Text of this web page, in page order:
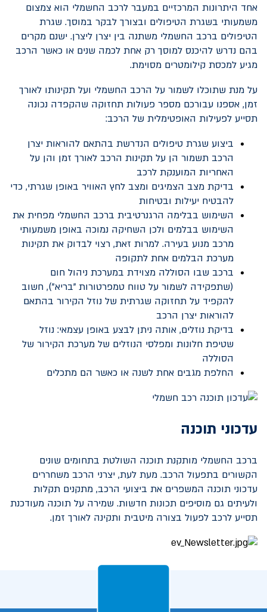
אחד היתרונות המרכזיים במעבר לרכב החשמלי הוא צמצום
משמעותי בשגרת הטיפולים ובצורך לבקר במוסך. שגרת
הטיפולים ברכב החשמלי משתנה בין יצרן ליצרן. ישנם מקרים
בהם נדרש להיכנס למוסך רק אחת לכמה שנים או כאשר הרכב
מגיע למכסת קילומטרים מסוימת.
על מנת שתוכלו לשמור על הרכב החשמלי ועל תקינותו לאורך
זמן, אספנו עבורכם מספר פעולות תחזוקה שהקפדה נכונה
תסייע לפעילות האופטימלית של הרכב:
ביצוע שגרת טיפולים הנדרשת בהתאם להוראות יצרן
הרכב תשמור הן על תקינות הרכב לאורך זמן והן על
האחריות המוענקת לרכב
בדיקת מצב הצמיגים ומצב לחץ האוויר באופן שגרתי, כדי
להבטיח יעילות ובטיחות
השימוש בבלימה הרגנרטיבית ברכב החשמלי מפחית את
השימוש בבלמים ולכן השחיקה נמוכה באופן משמעותי
מרכב מנוע בעירה. למרות זאת, רצוי לבדוק את תקינות
מערכת הבלמים אחת לתקופה
ברכב שבו הסוללה מצוידת במערכת ניהול חום
(שתפקידה לשמור על טווח טמפרטורות "בריא"), חשוב
להקפיד על תחזוקה שגרתית של נוזל הקירור בהתאם
להוראות יצרן הרכב
בדיקת נוזלים, אותה ניתן לבצע באופן עצמאי: נוזל
שטיפת חלונות ומפלסי הנוזלים של מערכת הקירור של
הסוללה
החלפת מגבים אחת לשנה או כאשר הם מתכלים
עדכוני תוכנה
ברכב החשמלי מותקנת תוכנה השולטת בתחומים שונים
הקשורים בתפעול הרכב. מעת לעת, יצרני הרכב משחררים
עדכוני תוכנה המשפרים את ביצועי הרכב, מתקנים תקלות
ולעיתים גם מוסיפים תכונות חדשות. שמירה על תוכנה מעודכנת
תסייע לרכב לפעול בצורה מיטבית ותקינה לאורך זמן.